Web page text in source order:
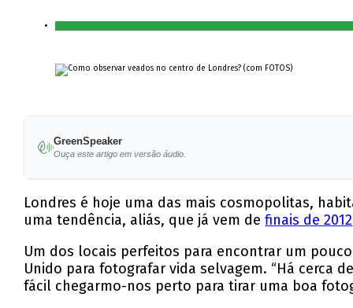
GreenSpeaker
Ouça este artigo em versão áudio.
Londres é hoje uma das mais cosmopolitas,
uma tendência, aliás, que já vem definais de 2012
Um dos locais perfeitos para encontrar um
Unido para fotografar vida selvagem. “Há cerca
fácil chegarmo-nos perto para tirar uma boa